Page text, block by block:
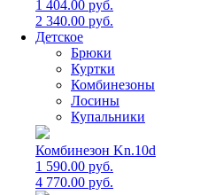
1 404.00 руб.
2 340.00 руб.
Детское
Брюки
Куртки
Комбинезоны
Лосины
Купальники
Комбинезон Kn.10d
1 590.00 руб.
4 770.00 руб.